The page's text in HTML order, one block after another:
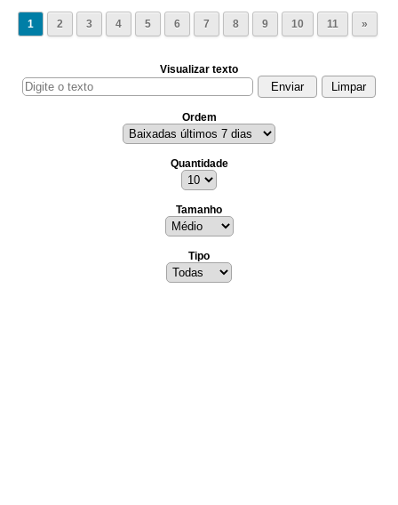
1 2 3 4 5 6 7 8 9 10 11 »
Visualizar texto
Ordem
Quantidade
Tamanho
Tipo